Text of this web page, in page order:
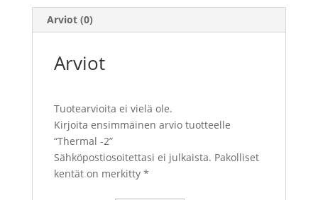
Arviot (0)
Arviot
Tuotearvioita ei vielä ole.
Kirjoita ensimmäinen arvio tuotteelle
“Thermal -2”
Sähköpostiosoitettasi ei julkaista. Pakolliset
kentät on merkitty *